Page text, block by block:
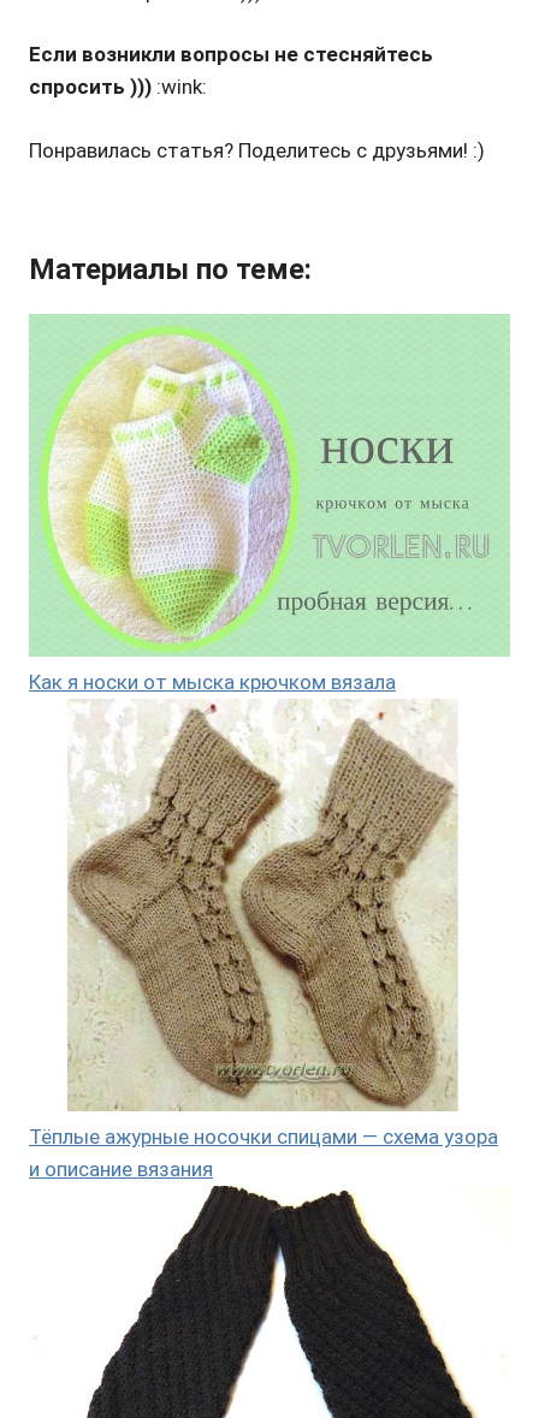
Если возникли вопросы не стесняйтесь
спросить ))) :wink:
Понравилась статья? Поделитесь с друзьями! :)
Материалы по теме:
Как я носки от мыска крючком вязала
Тёплые ажурные носочки спицами — схема узора
и описание вязания